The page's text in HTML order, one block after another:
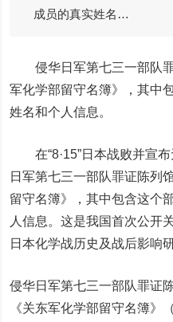
成员的真实姓名…
侵华日军第七三一部队
军化学部留守名簿》，其中
姓名和个人信息。
在“8·15”日本战败并宣布
日军第七三一部队罪证陈列
留守名簿》，其中包含这个
人信息。这是我国首次公开
日本化学战历史及战后影响
侵华日军第七三一部队罪证
《关东军化学部留守名簿》